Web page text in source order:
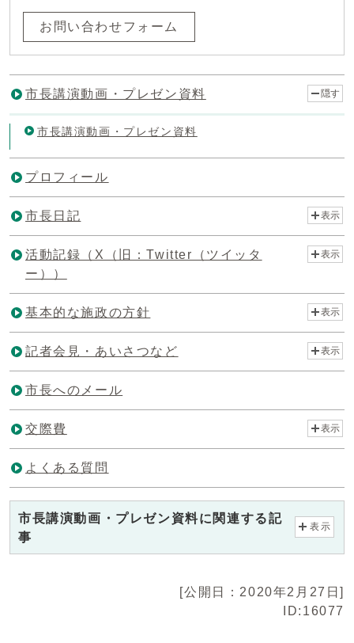
お問い合わせフォーム
市長講演動画・プレゼン資料 隠す
市長講演動画・プレゼン資料
プロフィール
市長日記 表示
活動記録（X（旧：Twitter（ツイッタ
ー））
表示
基本的な施政の方針 表示
記者会見・あいさつなど 表示
市長へのメール
交際費 表示
よくある質問
市長講演動画・プレゼン資料に関連する記
事
表示
[公開日：2020年2月27日]
ID:16077